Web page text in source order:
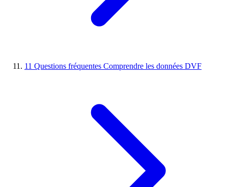
11 Questions fréquentes Comprendre les données DVF